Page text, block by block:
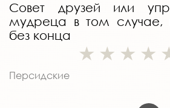
Совет друзей или
мудреца в том случае,
без конца
Персидские